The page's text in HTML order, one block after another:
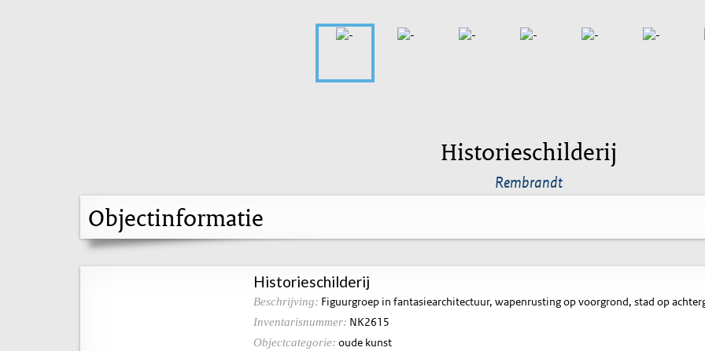
Historieschilderij
Rembrandt
Objectinformatie
Historieschilderij
Beschrijving: Figuurgroep in fantasiearchitectuur, wapenrusting op voorgrond, stad op
Inventarisnummer: NK2615
Objectcategorie: oude kunst